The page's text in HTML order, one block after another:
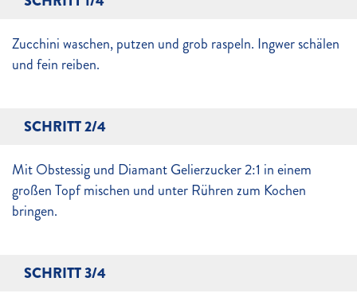
Zucchini waschen, putzen und grob raspeln. Ingwer schälen
und fein reiben.
SCHRITT 2/4
Mit Obstessig und Diamant Gelierzucker 2:1 in einem
großen Topf mischen und unter Rühren zum Kochen
bringen.
SCHRITT 3/4